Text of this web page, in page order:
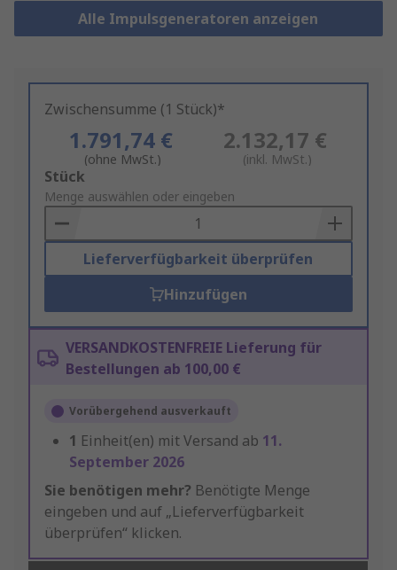
Alle Impulsgeneratoren anzeigen
Zwischensumme (1 Stück)*
1.791,74 €
(ohne MwSt.)
2.132,17 €
(inkl. MwSt.)
Add
to
Basket
Stück
Menge auswählen oder eingeben
Lieferverfügbarkeit überprüfen
Hinzufügen
VERSANDKOSTENFREIE Lieferung für
Bestellungen ab 100,00 €
Vorübergehend ausverkauft
1 Einheit(en) mit Versand ab 11.
September 2026
Sie benötigen mehr? Benötigte Menge
eingeben und auf „Lieferverfügbarkeit
überprüfen“ klicken.